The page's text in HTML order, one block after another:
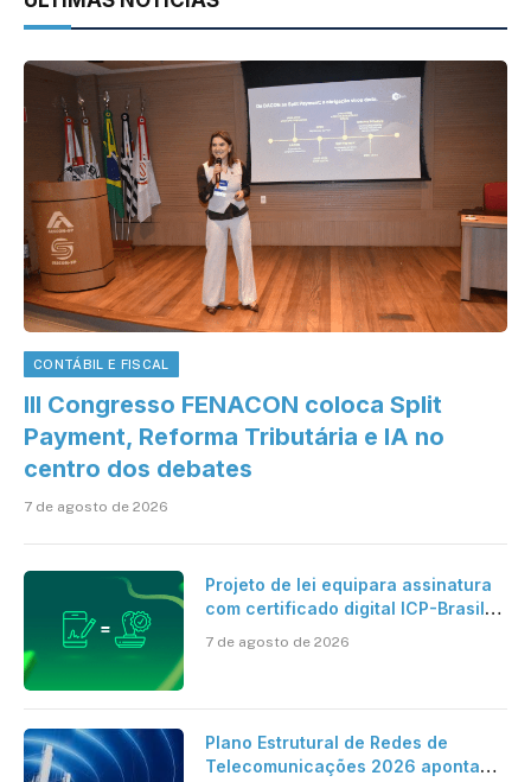
CONTÁBIL E FISCAL
III Congresso FENACON coloca Split
Payment, Reforma Tributária e IA no
centro dos debates
7 de agosto de 2026
Projeto de lei equipara assinatura
com certificado digital ICP-Brasil
cartório
7 de agosto de 2026
Plano Estrutural de Redes de
Telecomunicações 2026 aponta